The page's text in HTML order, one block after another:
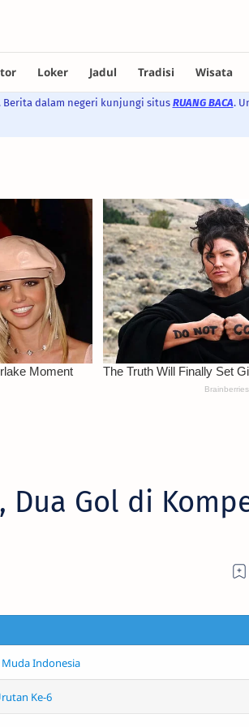
Berita dalam negeri kunjungi situs RUANG BACA.
Dua Gol di
Indonesia
Ke-6